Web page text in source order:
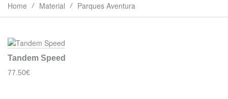
Home Material Parques Aventura
Tandem Speed
77.50€